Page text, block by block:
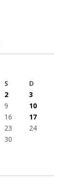
S
D
2
3
9
10
16
17
23
24
30